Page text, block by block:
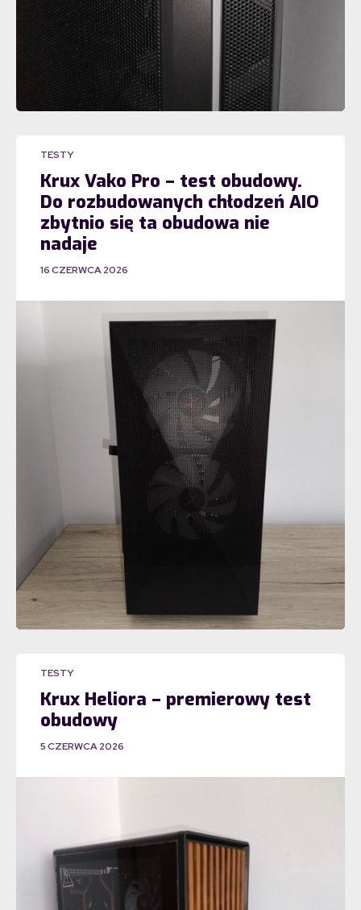
TESTY
Krux Vako Pro – test obudowy.
Do rozbudowanych chłodzeń AIO
zbytnio się ta obudowa nie
nadaje
16 CZERWCA 2026
TESTY
Krux Heliora – premierowy test
obudowy
5 CZERWCA 2026